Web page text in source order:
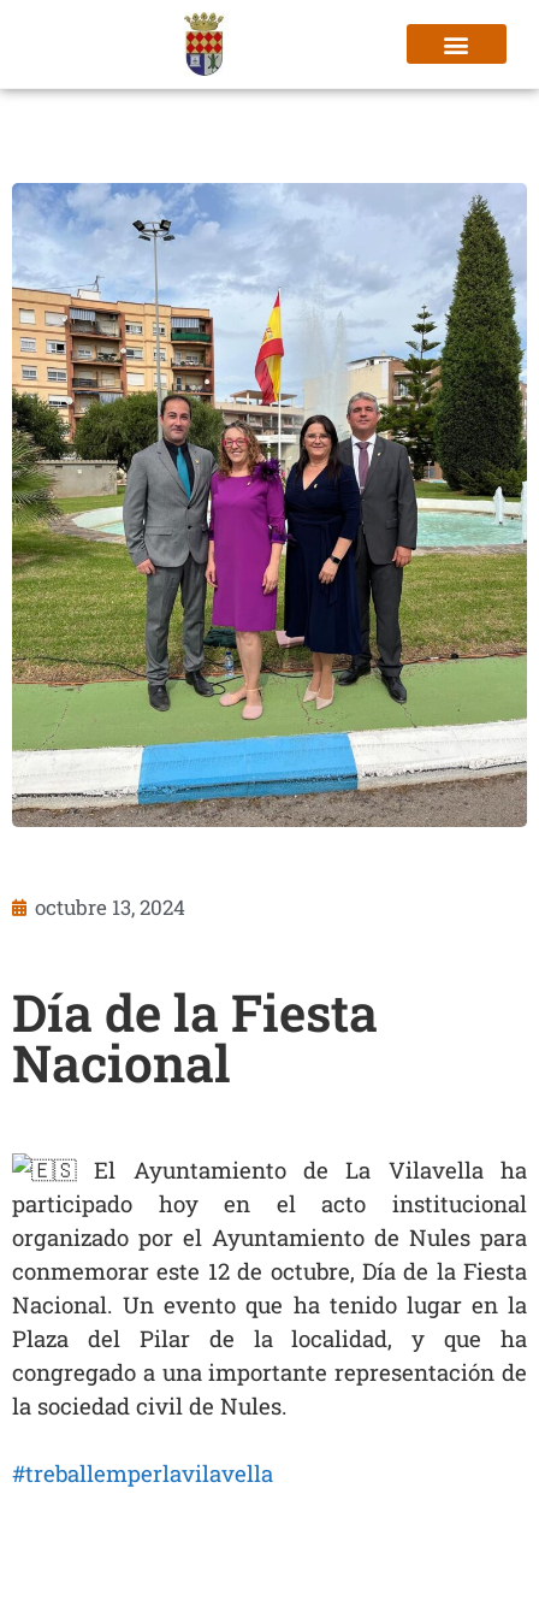
octubre 13, 2024
Día de la Fiesta
Nacional
El Ayuntamiento de La Vilavella ha
participado hoy en el acto institucional
organizado por el Ayuntamiento de Nules para
conmemorareste 12 de octubre, Día de la Fiesta
Nacional. Un evento que ha tenido lugar en la
Plaza del Pilar de la localidad, y que ha
congregado a una importante representación de
la sociedad civil de Nules.
#treballemperlavilavella